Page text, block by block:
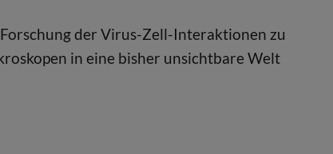
der Virus-Zell-Interaktionen zu
in eine bisher unsichtbare Welt